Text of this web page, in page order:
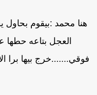
هنا محمد :بيقوم بحاول
العجل بتاعه حطها
بيها برا